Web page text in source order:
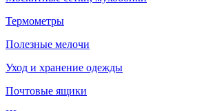
Термометры
Полезные мелочи
Уход и хранение одежды
Почтовые ящики